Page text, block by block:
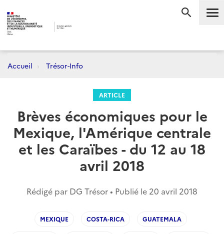
Accueil Trésor-Info
ARTICLE
Brèves économiques pour le
Mexique, l'Amérique centrale
et les Caraïbes - du 12 au 18
avril 2018
Rédigé par DG Trésor • Publié le 20 avril 2018
MEXIQUE COSTA-RICA GUATEMALA